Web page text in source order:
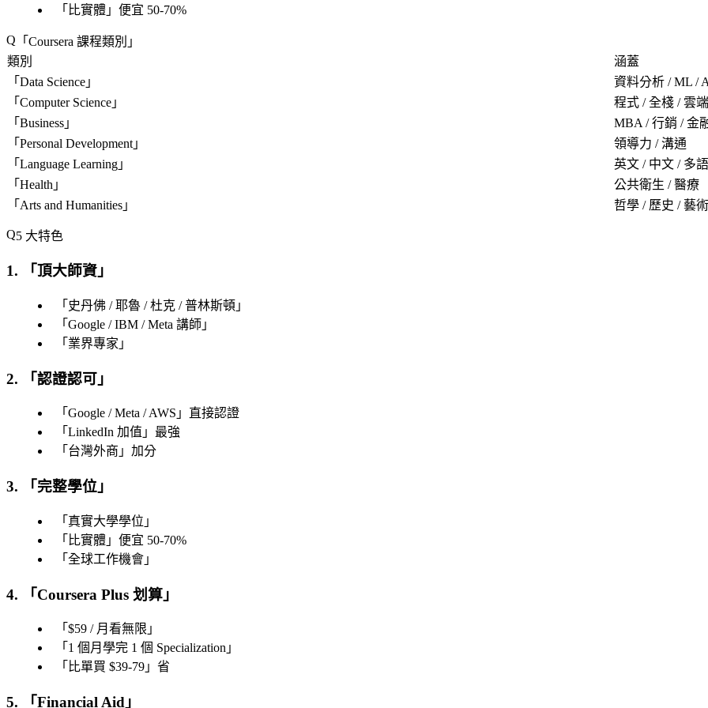
「 比實體 」便宜 50-70%
「 Coursera 課程類別 」
類別
涵蓋
「 Data Science 」
資料分析 / ML /
「 Computer Science 」
程式 / 全棧 / 雲端
「 Business 」
MBA / 行銷 / 金
「 Personal Development 」
領導力 / 溝通
「 Language Learning 」
英文 / 中文 / 多語
「 Health 」
公共衛生 / 醫療
「 Arts and Humanities 」 哲學 / 歷史 / 藝術
5 大特色
1. 「頂大師資 」
「 史丹佛 / 耶魯 / 杜克 / 普林斯頓 」
「 Google / IBM / Meta 講師 」
「 業界專家 」
2. 「認證認可 」
「 Google / Meta / AWS 」直接認證
「 LinkedIn 加值 」最強
「 台灣外商 」加分
3. 「 完整學位 」
「 真實大學學位 」
「 比實體 」便宜 50-70%
「 全球工作機會 」
4. 「Coursera Plus 划算 」
「 $59 / 月看無限 」
「 1 個月學完 1 個 Specialization 」
「 比單買 $39-79 」省
5. 「Financial Aid 」